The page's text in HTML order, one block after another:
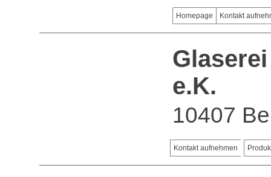
Homepage Kontakt
e.K.
10407
Kontakt aufnehmen